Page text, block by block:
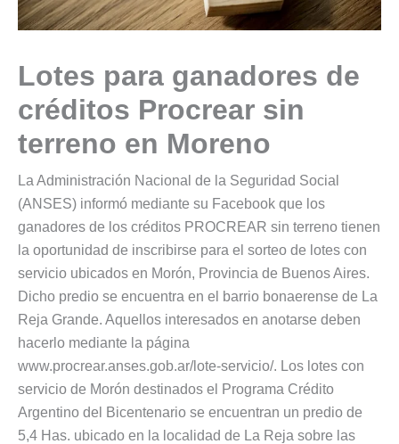
Lotes para ganadores de
créditos Procrear sin
terreno en Moreno
La Administración Nacional de la Seguridad Social
(ANSES) informó mediante su Facebook que los
ganadores de los créditos PROCREAR sin terreno tienen
la oportunidad de inscribirse para el sorteo de lotes con
servicio ubicados en Morón, Provincia de Buenos Aires.
Dicho predio se encuentra en el barrio bonaerense de La
Reja Grande. Aquellos interesados en anotarse deben
hacerlo mediante la página
www.procrear.anses.gob.ar/lote-servicio/. Los lotes con
servicio de Morón destinados el Programa Crédito
Argentino del Bicentenario se encuentran un predio de
5,4 Has. ubicado en la localidad de La Reja sobre las